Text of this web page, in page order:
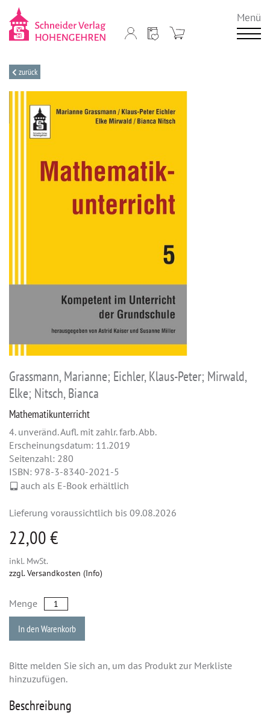
Menü
zurück
Grassmann, Marianne; Eichler, Klaus-Peter; Mirwald,
Elke; Nitsch, Bianca
Mathematikunterricht
4. unveränd. Aufl. mit zahlr. farb. Abb.
Erscheinungsdatum: 11.2019
Seitenzahl: 280
ISBN: 978-3-8340-2021-5
auch als E-Book erhältlich
Lieferung voraussichtlich bis 09.08.2026
22,00 €
inkl. MwSt.
zzgl. Versandkosten (Info)
Menge
In den Warenkorb
Bitte melden Sie sich an, um das Produkt zur Merkliste
hinzuzufügen.
Beschreibung